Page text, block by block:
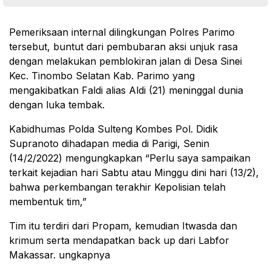
Pemeriksaan internal dilingkungan Polres Parimo
tersebut, buntut dari pembubaran aksi unjuk rasa
dengan melakukan pemblokiran jalan di Desa Sinei
Kec. Tinombo Selatan Kab. Parimo yang
mengakibatkan Faldi alias Aldi (21) meninggal dunia
dengan luka tembak.
Kabidhumas Polda Sulteng Kombes Pol. Didik
Supranoto dihadapan media di Parigi, Senin
(14/2/2022) mengungkapkan “Perlu saya sampaikan
terkait kejadian hari Sabtu atau Minggu dini hari (13/2),
bahwa perkembangan terakhir Kepolisian telah
membentuk tim,”
Tim itu terdiri dari Propam, kemudian Itwasda dan
krimum serta mendapatkan back up dari Labfor
Makassar. ungkapnya